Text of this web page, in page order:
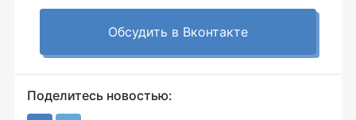
Обсудить в Вконтакте
Поделитесь новостью: